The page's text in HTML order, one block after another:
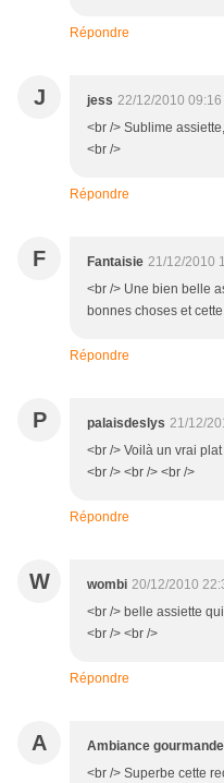
Répondre
J jess 22/12/2010 09:16
<br /> Sublime
<br />
Répondre
F Fantaisie 21/12/2010
<br /> Une bien belle
bonnes choses et
Répondre
P palaisdeslys 21/12/
<br /> Voilà un vrai
<br /> <br /> <br />
Répondre
W wombi 20/12/2010
<br /> belle assiette
<br /> <br />
Répondre
A Ambiance gourmande
<br /> Superbe cette